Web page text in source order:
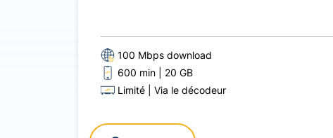
100 Mbps download
600 min
20 GB
Limité
Via le décodeur